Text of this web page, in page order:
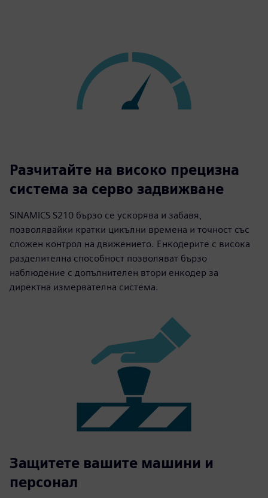
Разчитайте на високо прецизна
система за серво задвижване
SINAMICS S210 бързо се ускорява и забавя,
позволявайки кратки цикълни времена и точност със
сложен контрол на движението. Енкодерите с висока
разделителна способност позволяват бързо
наблюдение с допълнителен втори енкодер за
директна измервателна система.
Защитете вашите машини и
персонал